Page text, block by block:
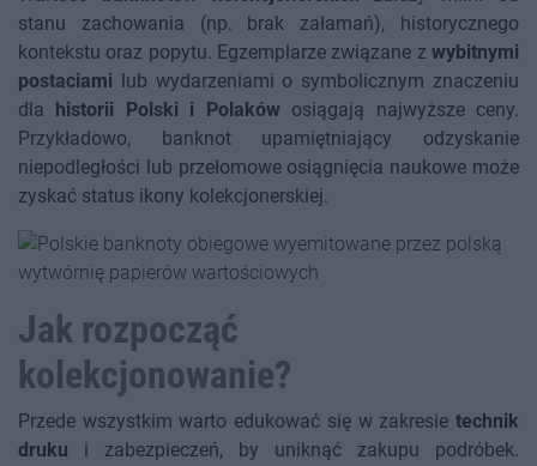
stanu zachowania (np. brak załamań), historycznego
kontekstu oraz popytu. Egzemplarze związane z wybitnymi
postaciami lub wydarzeniami o symbolicznym znaczeniu
dla historii Polski i Polaków osiągają najwyższe ceny.
Przykładowo, banknot upamiętniający odzyskanie
niepodległości lub przełomowe osiągnięcia naukowe może
zyskać status ikony kolekcjonerskiej.
Jak rozpocząć
kolekcjonowanie?
Przede wszystkim warto edukować się w zakresie technik
druku i zabezpieczeń, by uniknąć zakupu podróbek.